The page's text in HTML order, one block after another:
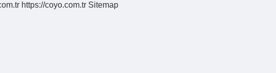
https://coyo.com.tr Sitemap